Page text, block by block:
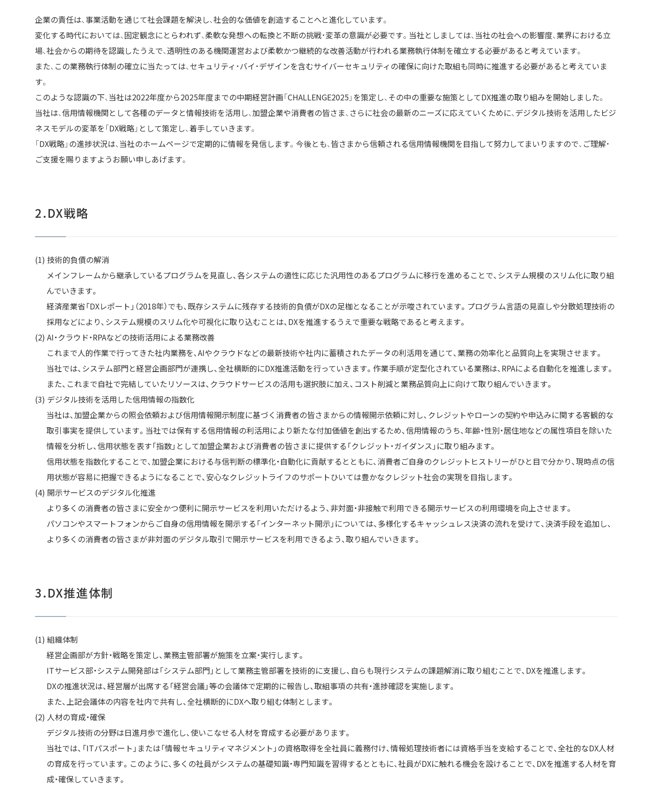
企業の責任は、事業活動を通じて社会課題を解決し、社会的な価値を創造することへと進化しています。
変化する時代においては、固定観念にとらわれず、柔軟な発想への転換と不断の挑戦・変革の意識が必要です。当社としましては、当社の社会への影響度、業界における立
場、社会からの期待を認識したうえで、透明性のある機関運営および柔軟かつ継続的な改善活動が行われる業務執行体制を確立する必要があると考えています。
また、この業務執行体制の確立に当たっては、セキュリティ・バイ・デザインを含むサイバーセキュリティの確保に向けた取組も同時に推進する必要があると考えていま
す。
このような認識の下、当社は2022年度から2025年度までの中期経営計画「CHALLENGE2025」を策定し、その中の重要な施策としてDX推進の取り組みを開始しました。
当社は、信用情報機関として各種のデータと情報技術を活用し、加盟企業や消費者の皆さま、さらに社会の最新のニーズに応えていくために、デジタル技術を活用したビジ
ネスモデルの変革を「DX戦略」として策定し、着手していきます。
「DX戦略」の進捗状況は、当社のホームページで定期的に情報を発信します。今後とも、皆さまから信頼される信用情報機関を目指して努力してまいりますので、ご理解・
ご支援を賜りますようお願い申しあげます。
2.DX戦略
技術的負債の解消
メインフレームから継承しているプログラムを見直し、各システムの適性に応じた汎用性のあるプログラムに移行を進めることで、システム規模のスリム化に取り組
んでいきます。
経済産業省「DXレポート」（2018年）でも、既存システムに残存する技術的負債がDXの足枷となることが示唆されています。プログラム言語の見直しや分散処理技術の
採用などにより、システム規模のスリム化や可視化に取り込むことは、DXを推進するうえで重要な戦略であると考えます。
AI・クラウド・RPAなどの技術活用による業務改善
これまで人的作業で行ってきた社内業務を、AIやクラウドなどの最新技術や社内に蓄積されたデータの利活用を通じて、業務の効率化と品質向上を実現させます。
当社では、システム部門と経営企画部門が連携し、全社横断的にDX推進活動を行っていきます。作業手順が定型化されている業務は、RPAによる自動化を推進します。
また、これまで自社で完結していたリソースは、クラウドサービスの活用も選択肢に加え、コスト削減と業務品質向上に向けて取り組んでいきます。
デジタル技術を活用した信用情報の指数化
当社は、加盟企業からの照会依頼および信用情報開示制度に基づく消費者の皆さまからの情報開示依頼に対し、クレジットやローンの契約や申込みに関する客観的な
取引事実を提供しています。当社では保有する信用情報の利活用により新たな付加価値を創出するため、信用情報のうち、年齢・性別・居住地などの属性項目を除いた
情報を分析し、信用状態を表す「指数」として加盟企業および消費者の皆さまに提供する「クレジット・ガイダンス」に取り組みます。
信用状態を指数化することで、加盟企業における与信判断の標準化・自動化に貢献するとともに、消費者ご自身のクレジットヒストリーがひと目で分かり、現時点の信
用状態が容易に把握できるようになることで、安心なクレジットライフのサポートひいては豊かなクレジット社会の実現を目指します。
開示サービスのデジタル化推進
より多くの消費者の皆さまに安全かつ便利に開示サービスを利用いただけるよう、非対面・非接触で利用できる開示サービスの利用環境を向上させます。
パソコンやスマートフォンからご自身の信用情報を開示する「インターネット開示」については、多様化するキャッシュレス決済の流れを受けて、決済手段を追加し、
より多くの消費者の皆さまが非対面のデジタル取引で開示サービスを利用できるよう、取り組んでいきます。
3.DX推進体制
組織体制
経営企画部が方針・戦略を策定し、業務主管部署が施策を立案・実行します。
ITサービス部・システム開発部は「システム部門」として業務主管部署を技術的に支援し、自らも現行システムの課題解消に取り組むことで、DXを推進します。
DXの推進状況は、経営層が出席する「経営会議」等の会議体で定期的に報告し、取組事項の共有・進捗確認を実施します。
また、上記会議体の内容を社内で共有し、全社横断的にDXへ取り組む体制とします。
人材の育成・確保
デジタル技術の分野は日進月歩で進化し、使いこなせる人材を育成する必要があります。
当社では、「ITパスポート」または「情報セキュリティマネジメント」の資格取得を全社員に義務付け、情報処理技術者には資格手当を支給することで、全社的なDX人材
の育成を行っています。このように、多くの社員がシステムの基礎知識・専門知識を習得するとともに、社員がDXに触れる機会を設けることで、DXを推進する人材を育
成・確保していきます。